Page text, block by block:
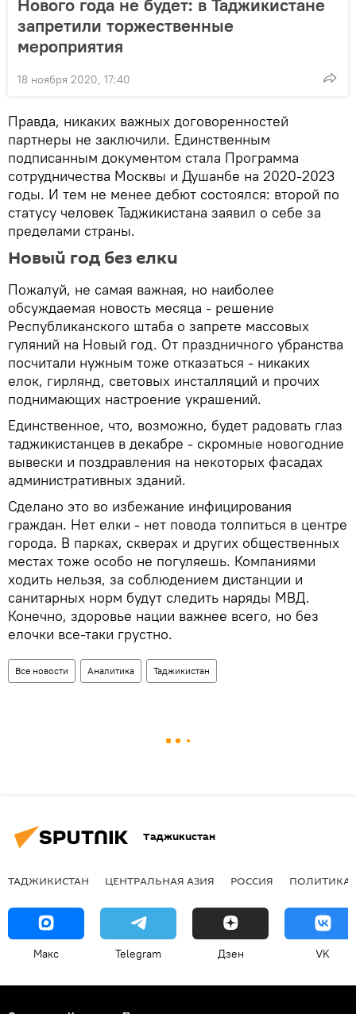
Нового года не будет: в Таджикистане
запретили торжественные
мероприятия
18 ноября 2020, 17:40
Правда, никаких важных договоренностей
партнеры не заключили. Единственным
подписанным документом стала Программа
сотрудничества Москвы и Душанбе на 2020-2023
годы. И тем не менее дебют состоялся: второй по
статусу человек Таджикистана заявил о себе за
пределами страны.
Новый год без елки
Пожалуй, не самая важная, но наиболее
обсуждаемая новость месяца - решение
Республиканского штаба о запрете массовых
гуляний на Новый год. От праздничного убранства
посчитали нужным тоже отказаться - никаких
елок, гирлянд, световых инсталляций и прочих
поднимающих настроение украшений.
Единственное, что, возможно, будет радовать глаз
таджикистанцев в декабре - скромные новогодние
вывески и поздравления на некоторых фасадах
административных зданий.
Сделано это во избежание инфицирования
граждан. Нет елки - нет повода толпиться в центре
города. В парках, скверах и других общественных
местах тоже особо не погуляешь. Компаниями
ходить нельзя, за соблюдением дистанции и
санитарных норм будут следить наряды МВД.
Конечно, здоровье нации важнее всего, но без
елочки все-таки грустно.
Все новости Аналитика Таджикистан
Таджикистан
ТАДЖИКИСТАН ЦЕНТРАЛЬНАЯ АЗИЯ РОССИЯ ПОЛИТИКА
Макс Telegram Дзен VK